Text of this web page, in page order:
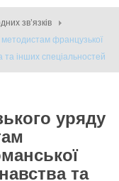
зв’язків
методистам французької
та інших спеціальностей
уряду
та